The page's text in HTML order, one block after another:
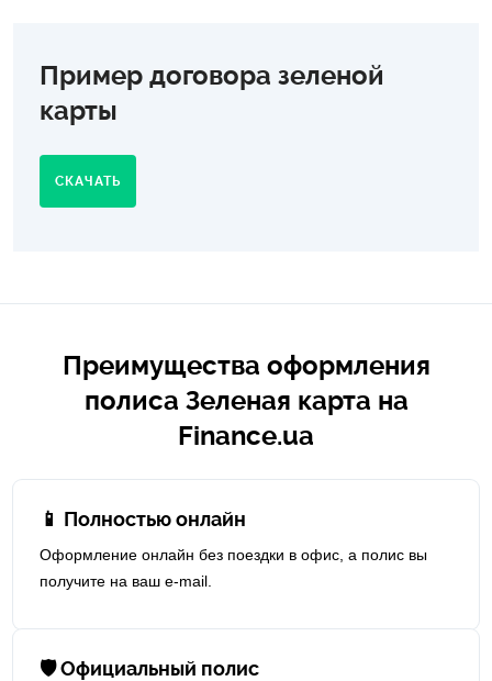
Пример договора зеленой
карты
СКАЧАТЬ
Преимущества оформления
полиса Зеленая карта на
Finance.ua
📱 Полностью онлайн
Оформление онлайн без поездки в офис, а полис вы
получите на ваш e-mail.
🛡 Официальный полис